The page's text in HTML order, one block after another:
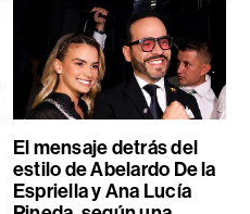
El mensaje detrás del
estilo de Abelardo De la
Espriella y Ana Lucía